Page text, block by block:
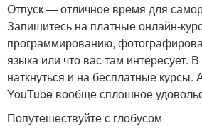
Отпуск — отличное время для
Запишитесь на платные онлайн-
программированию,
языка или что вас там интересует.
наткнуться и на бесплатные курсы.
YouTube вообще сплошное
Попутешествуйте с глобусом